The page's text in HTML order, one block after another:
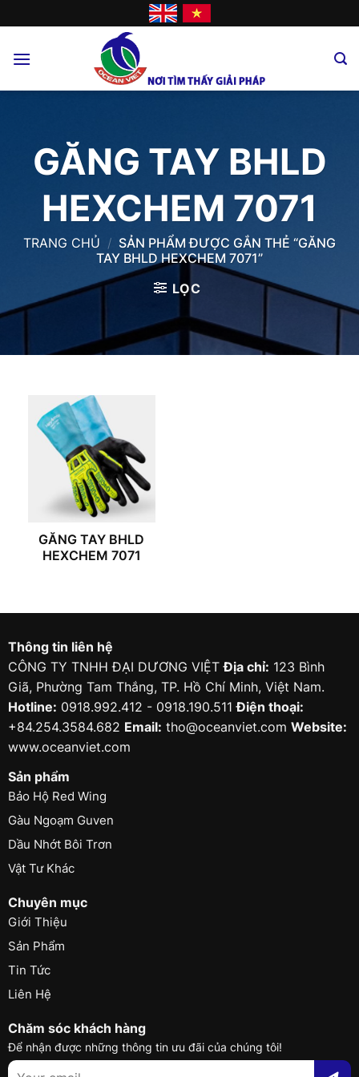
to
GĂNG TAY BHLD
HEXCHEM 7071
TRANG CHỦ / SẢN PHẨM ĐƯỢC GẮN THẺ “GĂNG
TAY BHLD HEXCHEM 7071”
LỌC
GĂNG TAY BHLD
HEXCHEM 7071
Thông tin liên hệ
CÔNG TY TNHH ĐẠI DƯƠNG VIỆTĐịa chỉ: 123 Bình
Giã, Phường Tam Thắng, TP. Hồ Chí Minh, Việt Nam.
Hotline: 0918.992.412 - 0918.190.511Điện thoại:
+84.254.3584.682 Email: tho@oceanviet.com Website:
www.oceanviet.com
Sản phẩm
Bảo Hộ Red Wing
Gàu Ngoạm Guven
Dầu Nhớt Bôi Trơn
Vật Tư Khác
Chuyên mục
Giới Thiệu
Sản Phẩm
Tin Tức
Liên Hệ
Chăm sóc khách hàng
Để nhận được những thông tin ưu đãi của chúng tôi!